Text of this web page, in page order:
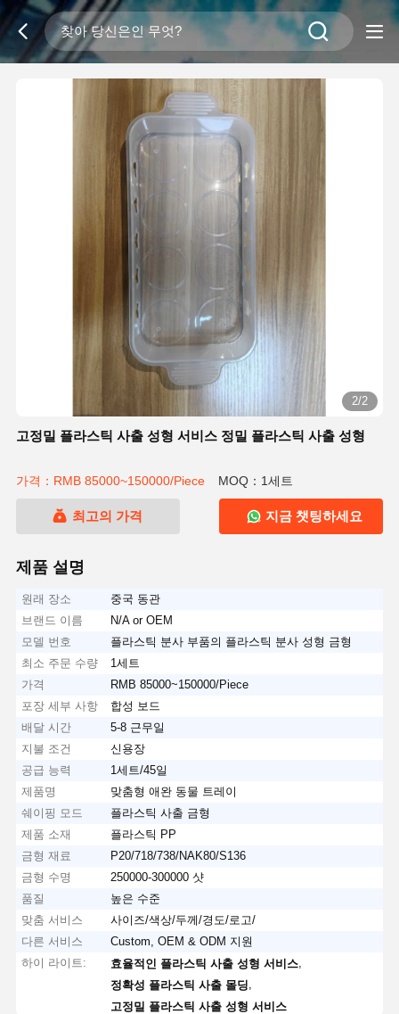
2/2
고정밀 플라스틱 사출 성형 서비스 정밀 플라스틱 사출 성형
가격：RMB 85000~150000/Piece MOQ：1세트
최고의 가격 지금 챗팅하세요
제품 설명
원래 장소
중국 동관
브랜드 이름
N/A or OEM
모델 번호
플라스틱 분사 부품의 플라스틱 분사 성형 금형
최소 주문 수량
1세트
가격
RMB 85000~150000/Piece
포장 세부 사항
합성 보드
배달 시간
5-8 근무일
지불 조건
신용장
공급 능력
1세트/45일
제품명
맞춤형 애완 동물 트레이
쉐이핑 모드
플라스틱 사출 금형
제품 소재
플라스틱 PP
금형 재료
P20/718/738/NAK80/S136
금형 수명
250000-300000 샷
품질
높은 수준
맞춤 서비스
사이즈/색상/두께/경도/로고/
다른 서비스
Custom, OEM & ODM 지원
하이 라이트:
효율적인 플라스틱 사출 성형 서비스
정확성 플라스틱 사출 몰딩
고정밀 플라스틱 사출 성형 서비스